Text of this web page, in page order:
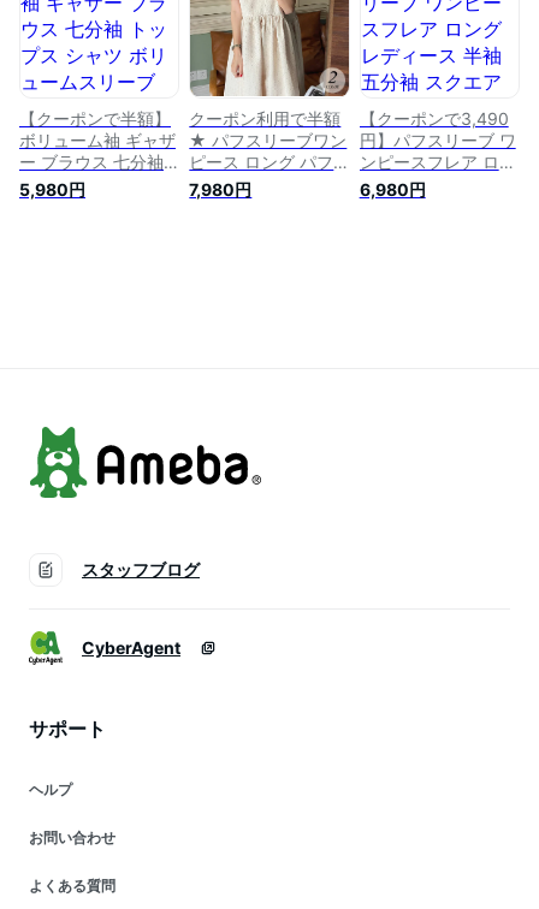
しゃれ 流行 シンプ
ル 可愛い きれいめ
ガーリー フェミニン
無地 ゆったり 大き
め 体型カバー 韓国
ファッション
ミニン ガーリー き
れいめ 上品 カジュ
アル 可愛い夏 無地
韓国ファッション
【予約販売：8月31
日に発送予定】
大きめ 可愛い 流行
カジュアル フェミニ
ン きれいめ ガーリ
ー 大人可愛い 春 夏
無地 韓国
【クーポンで半額】
ボリューム袖 ギャザ
ー ブラウス 七分袖
トップス シャツ ボ
リュームスリーブ パ
5,980円
クーポン利用で半額
★ パフスリーブワン
ピース ロング パフ
スリーブ ドット ロ
ング フレア ワンピ
7,980円
【クーポンで3,490
円】パフスリーブ ワ
ンピースフレア ロン
グ レディース 半袖
五分袖 スクエアネッ
6,980円
スタッフブログ
CyberAgent
サポート
ヘルプ
お問い合わせ
よくある質問